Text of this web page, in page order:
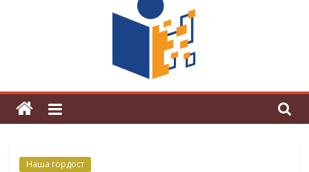
Магията на Андерсен оживя в ОУ
„Любен Каравелов“
Наша гордост